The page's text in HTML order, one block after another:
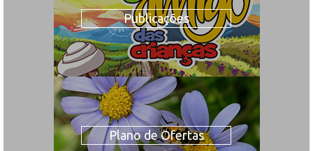
Publicações
Plano de Ofertas